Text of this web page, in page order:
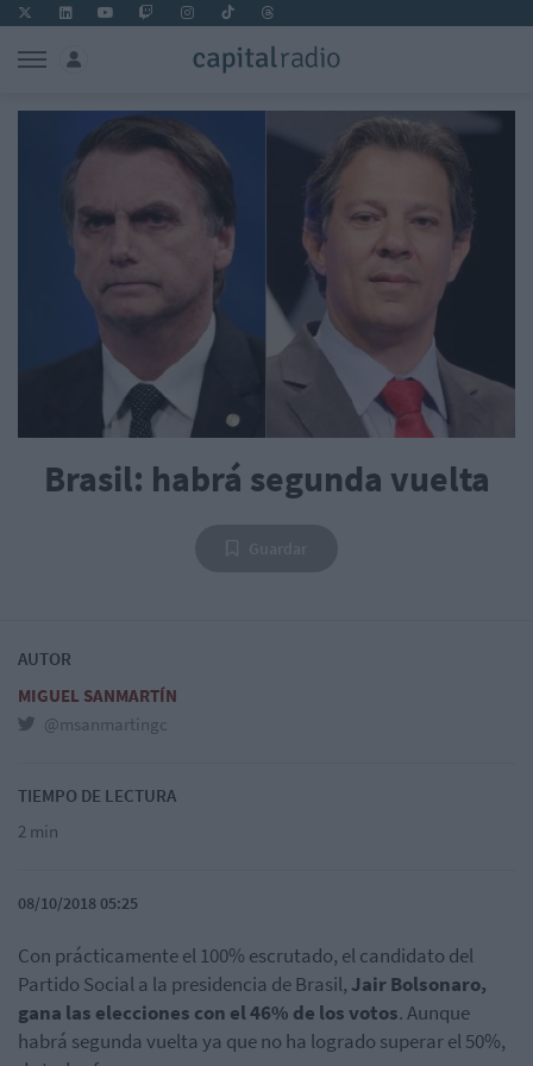
Brasil: habrá segunda vuelta
AUTOR
MIGUEL SANMARTÍN
@msanmartingc
TIEMPO DE LECTURA
2 min
08/10/2018 05:25
Con prácticamente el 100% escrutado, elcandidato del
Partido Social a la presidencia de Brasil, Jair Bolsonaro,
gana las elecciones con el 46% de los votos. Aunque
habrá segunda vuelta ya que no ha logrado superar el 50%,